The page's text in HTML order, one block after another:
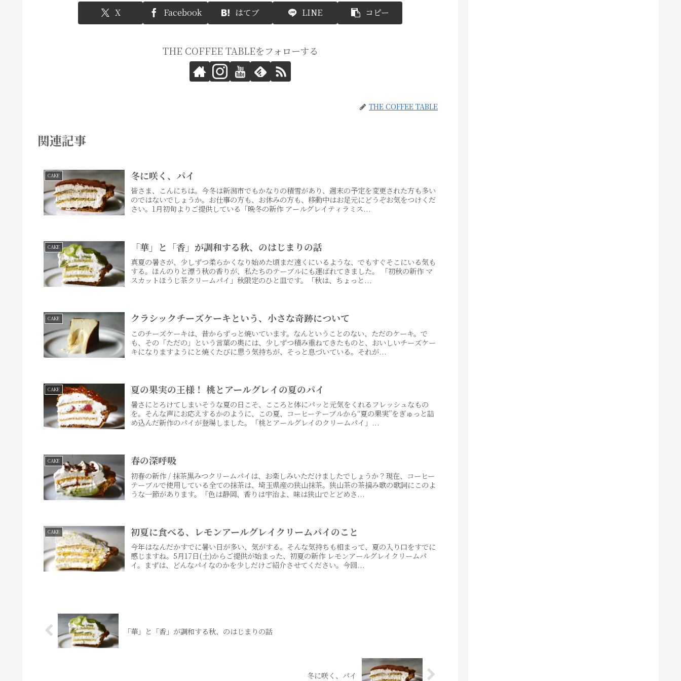
X Facebook はてブ LINE コピー
THE COFFEE TABLEをフォローする
THE COFFEE TABLE
関連記事
CAKE 冬に咲く、パイ
皆さま、こんにちは。今冬は新潟市でもかなりの積雪があり、週末の予定を変更された方も多い
のではないでしょうか。お仕事の方も、お休みの方も、移動中はお足元にどうぞお気をつけくだ
さい。1月初旬よりご提供している「晩冬の新作 アールグレイティラミス...
CAKE 「華」と「香」が調和する秋、のはじまりの話
真夏の暑さが、少しずつ柔らかくなり始めた頃まだ遠くにいるような、でもすぐそこにいる気も
する。ほんのりと漂う秋の香りが、私たちのテーブルにも運ばれてきました。 「初秋の新作 マ
スカットほうじ茶クリームパイ」秋限定のひと皿です。「秋は、ちょっと...
CAKE クラシックチーズケーキという、小さな奇跡について
このチーズケーキは、昔からずっと焼いています。なんということのない、ただのケーキ。で
も、その「ただの」という言葉の奥には、少しずつ積み重ねてきたものと、おいしいチーズケー
キになりますようにと焼くたびに思う気持ちが、そっと息づいている。それが...
CAKE 夏の果実の王様！ 桃とアールグレイの夏のパイ
暑さにとろけてしまいそうな夏の日こそ、こころと体にパッと元気をくれるフレッシュなもの
を。そんな声にお応えするかのように、この夏、コーヒーテーブルから“夏の果実”をぎゅっと詰
め込んだ新作のパイが登場しました。「桃とアールグレイのクリームパイ」...
CAKE 春の深呼吸
初春の新作 / 抹茶黒みつクリームパイは、お楽しみいただけましたでしょうか？現在、コーヒー
テーブルで使用している全ての抹茶は、埼玉県産の狭山抹茶。狭山茶の茶摘み歌の歌詞にこのよ
うな一節があります。「色は静岡、香りは宇治よ、味は狭山でとどめさ...
CAKE 初夏に食べる、レモンアールグレイクリームパイのこと
今年はなんだかすでに暑い日が多い、気がする。そんな気持ちも相まって、夏の入り口をすでに
感じますね。5月17日(土)からご提供が始まった、初夏の新作 レモンアールグレイクリームパ
イ。まずは、どんなパイなのかを少しだけご紹介させてください。今回...
「華」と「香」が調和する秋、のはじまりの話
冬に咲く、パイ